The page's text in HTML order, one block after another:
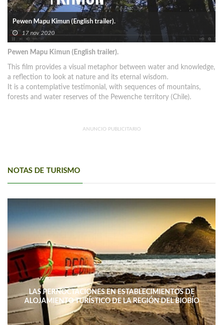
Pewen Mapu Kimun (English trailer).
17 nov 2020
Pewen Mapu Kimun (English trailer).
This film provides a visual metaphor between water and knowledge,
a reflection to look at nature and its eternal wisdom.
It is a contemplative testimonial, with sequences of mountains,
forests and water reserves of the Pewenche territory (Chile).
ANUNCIO PUBLICITARIO
NOTAS DE TURISMO
LAS PERNOCTACIONES EN ESTABLECIMIENTOS DE
ALOJAMIENTO TURÍSTICO DE LA REGIÓN DEL BIOBÍO
DISMINUYERON 15,4% INTERANUAL